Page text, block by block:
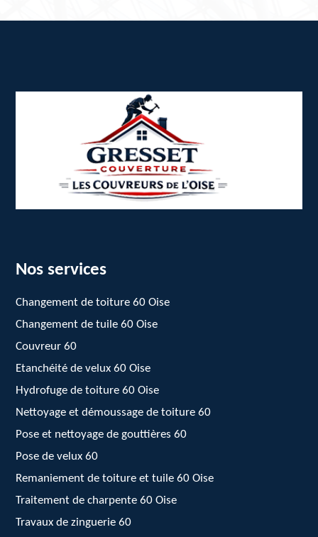
Nos services
Changement de toiture 60 Oise
Changement de tuile 60 Oise
Couvreur 60
Etanchéité de velux 60 Oise
Hydrofuge de toiture 60 Oise
Nettoyage et démoussage de toiture 60
Pose et nettoyage de gouttières 60
Pose de velux 60
Remaniement de toiture et tuile 60 Oise
Traitement de charpente 60 Oise
Travaux de zinguerie 60